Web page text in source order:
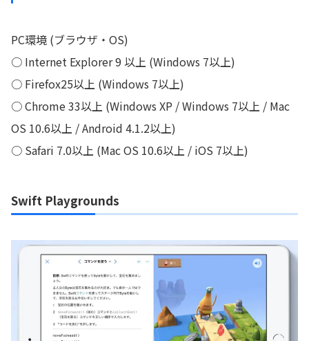
PC環境 (ブラウザ・OS)
○ Internet Explorer 9 以上 (Windows 7以上)
○ Firefox25以上 (Windows 7以上)
○ Chrome 33以上 (Windows XP / Windows 7以上 / Mac
OS 10.6以上 / Android 4.1.2以上)
○ Safari 7.0以上 (Mac OS 10.6以上 / iOS 7以上)
Swift Playgrounds